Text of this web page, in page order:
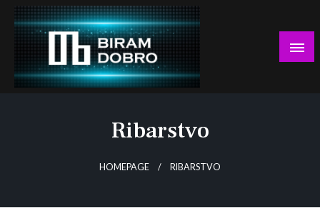
Skip
content
Ribarstvo
HOMEPAGE RIBARSTVO